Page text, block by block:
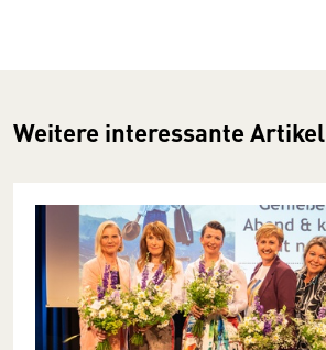
Weitere interessante Artikel